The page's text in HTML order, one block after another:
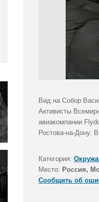
Вид на Собор
Активисты
авиакомпании
Ростова-на-Дону.
Категория:
Место: Россия,
Сообщить об